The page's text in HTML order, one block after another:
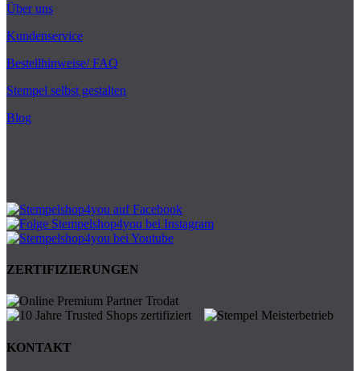
Über uns
Kundenservice
Bestellhinweise/ FAQ
Stempel selbst gestalten
Blog
ZERTIFIZIERUNGEN
KONTAKT